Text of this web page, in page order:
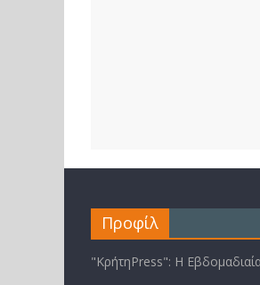
Προφίλ
"ΚρήτηPress": Η